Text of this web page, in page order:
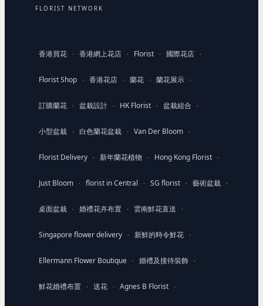
FLORIST NETWORK
香港買花 · 香港網上花店 · Florist · 國際花店 ·
Florist Shop · 香港花店 · 蘭花 · 蘭花展示 ·
訂購蘭花 · 盆栽設計 · HK Florist · 盆栽組合 ·
小型盆栽 · 白色蘭花盆栽 · Van Der Bloom ·
Florist Delivery · 新年蘭花植物 · Hong Kong Florist ·
Just Bloom · florist in Central · SG florist · 藝術盆栽 ·
桌面盆栽 · 婚禮花卉布置 · 雲南鮮花直送 ·
Singapore flower delivery · 新鮮的時令鮮花 ·
Ellermann Flower Boutique · 婚禮及接待裝飾 ·
鮮花婚禮布置 · 送花 · Agnes B Florist ·